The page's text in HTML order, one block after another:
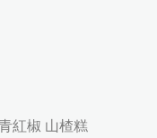
紅椒 山楂糕